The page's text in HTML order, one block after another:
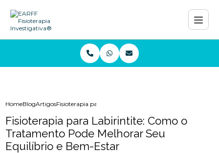
HomeBlogArtigosFisioterapia para Labirintite: Como o Tratamento Pode
Fisioterapia para Labirintite: Como o
Tratamento Pode Melhorar Seu
Equilíbrio e Bem-Estar